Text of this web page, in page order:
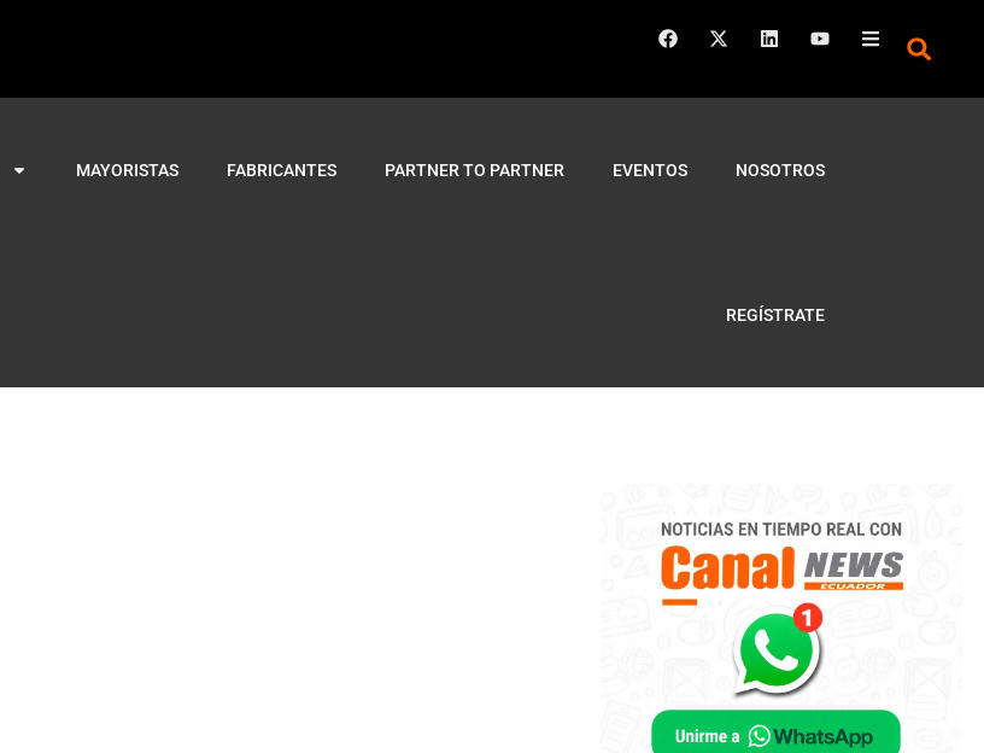
MAYORISTAS FABRICANTES PARTNER TO PARTNER EVENTOS NOSOTROS
REGÍSTRATE